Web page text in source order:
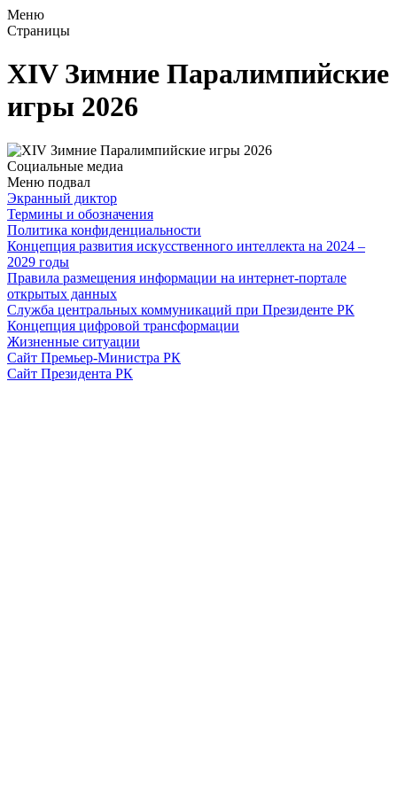
Меню
Страницы
XIV Зимние Паралимпийские
игры 2026
Социальные медиа
Меню подвал
Экранный диктор
Термины и обозначения
Политика конфиденциальности
Концепция развития искусственного интеллекта на 2024 –
2029 годы
Правила размещения информации на интернет-портале
открытых данных
Служба центральных коммуникаций при Президенте РК
Концепция цифровой трансформации
Жизненные ситуации
Сайт Премьер-Министра РК
Сайт Президента РК